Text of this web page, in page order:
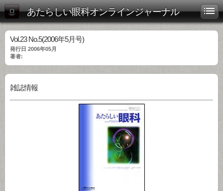
あたらしい眼科オンラインジャーナル
Vol.23 No.5(2006年5月号)
発行日 2006年05月
著者:
雑誌情報